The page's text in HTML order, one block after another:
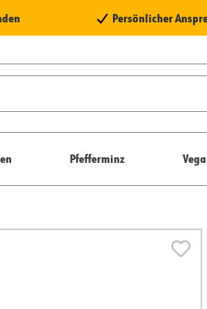
Persönlicher
Pfefferminz